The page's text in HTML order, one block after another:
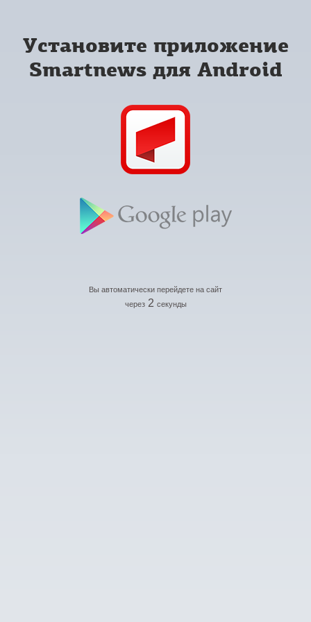
Установите приложение
Smartnews для Android
Вы автоматически перейдете на сайт
через 2 секунды